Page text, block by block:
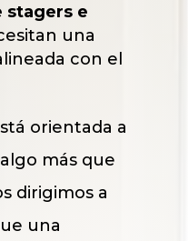
stagers e
una
con el
orientada a
más que
dirigimos a
una